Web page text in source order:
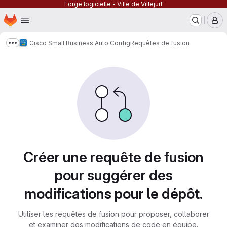
Forge logicielle - Ville de Villejuif
Passer au contenu principal
Page d'accueil
Afficher davantage de fils d'Ariane
Cisco Small Business Auto ConfigRequêtes de fusion
Créer une requête de fusion
pour suggérer des
modifications pour le dépôt.
Utiliser les requêtes de fusion pour proposer, collaborer
et examiner des modifications de code en équipe.